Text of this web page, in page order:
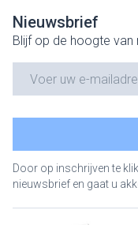
Nieuwsbrief
Blijf op de hoogte
Door op inschrijven te
nieuwsbrief en gaat u